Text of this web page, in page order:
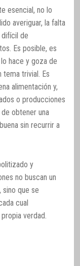
esencial, no lo
averiguar, la falta
de
Es posible, es
hace y goza de
tema trivial. Es
alimentación y,
o producciones
obtener una
sin recurrir a
y
no buscan un
sino que se
cual
verdad.